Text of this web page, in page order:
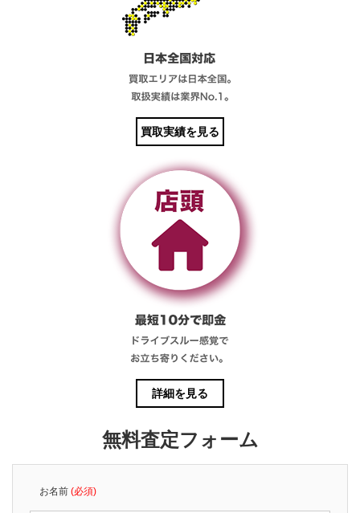
買取実績を見る
詳細を見る
無料査定フォーム
お名前 (必須)